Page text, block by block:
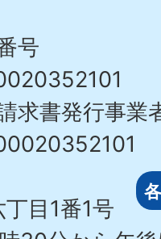
号
求書発行事業
目1番1号